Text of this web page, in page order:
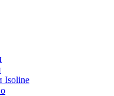
Isoline